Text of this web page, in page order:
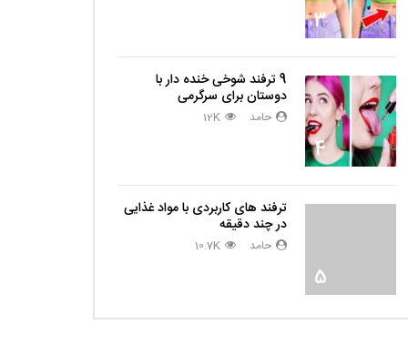
3
4
9 ترفند شوخی خنده دار با
دوستان برای سرگرمی
حامد 12K
5
ترفند های کاربردی با مواد غذایی
در چند دقیقه
حامد 10.7K